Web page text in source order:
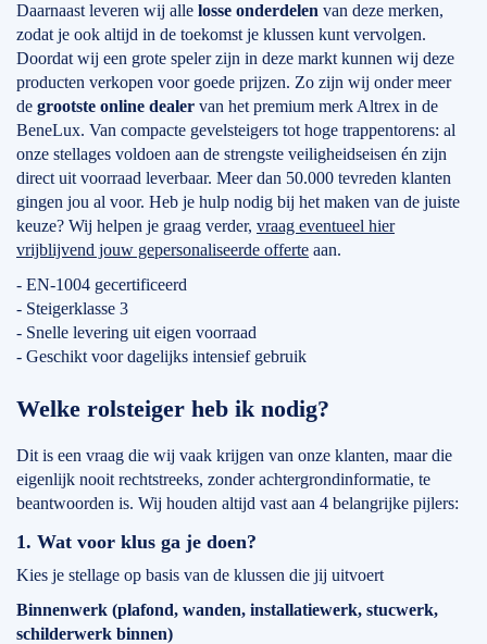
Daarnaast leveren wij alle losse onderdelen van deze merken,
zodat je ook altijd in de toekomst je klussen kunt vervolgen.
Doordat wij een grote speler zijn in deze markt kunnen wij deze
producten verkopen voor goede prijzen. Zo zijn wij onder meer
de grootste online dealer van het premium merk Altrex in de
BeneLux. Van compacte gevelsteigers tot hoge trappentorens: al
onze stellages voldoen aan de strengste veiligheidseisen én zijn
direct uit voorraad leverbaar. Meer dan 50.000 tevreden klanten
gingen jou al voor. Heb je hulp nodig bij het maken van de juiste
keuze? Wij helpen je graag verder, vraag eventueel hier
vrijblijvend jouw gepersonaliseerde offerte aan.
- EN-1004 gecertificeerd
- Steigerklasse 3
- Snelle levering uit eigen voorraad
- Geschikt voor dagelijks intensief gebruik
Welke rolsteiger heb ik nodig?
Dit is een vraag die wij vaak krijgen van onze klanten, maar die
eigenlijk nooit rechtstreeks, zonder achtergrondinformatie, te
beantwoorden is. Wij houden altijd vast aan 4 belangrijke pijlers:
1. Wat voor klus ga je doen?
Kies je stellage op basis van de klussen die jij uitvoert
Binnenwerk (plafond, wanden, installatiewerk, stucwerk,
schilderwerk binnen)